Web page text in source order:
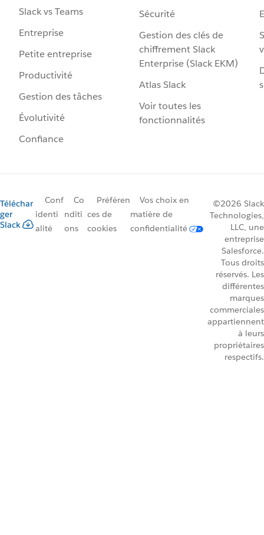
Slack vs Teams
Entreprise
Petite entreprise
Productivité
Gestion des tâches
Évolutivité
Confiance
Sécurité
Gestion des clés de
chiffrement Slack
Enterprise (Slack EKM)
Atlas Slack
Voir toutes les
fonctionnalités
Téléchar
ger
Slack
Conf
identi
alité
Co
nditi
ons
Préféren
ces de
cookies
Vos choix en
matière de
confidentialité
©2026 Slack
Technologies,
LLC, une
entreprise
Salesforce.
Tous droits
réservés. Les
différentes
marques
commerciales
appartiennent
à leurs
propriétaires
respectifs.